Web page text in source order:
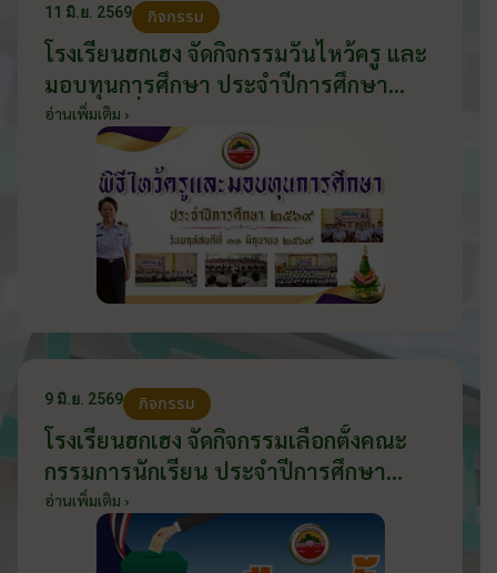
11 มิ.ย. 2569 กิจกรรม
โรงเรียนฮกเฮง จัดกิจกรรมวันไหว้ครู และ
มอบทุนการศึกษา ประจำปีการศึกษา
2569 วันที่ 11 มิถุนายน 2569
อ่านเพิ่มเติม ›
9 มิ.ย. 2569 กิจกรรม
โรงเรียนฮกเฮง จัดกิจกรรมเลือกตั้งคณะ
กรรมการนักเรียน ประจำปีการศึกษา
2569 ส่งเสริมประชาธิปไตยในโรงเรียน
วันที่ 9 มิถุนายน 2569
อ่านเพิ่มเติม ›